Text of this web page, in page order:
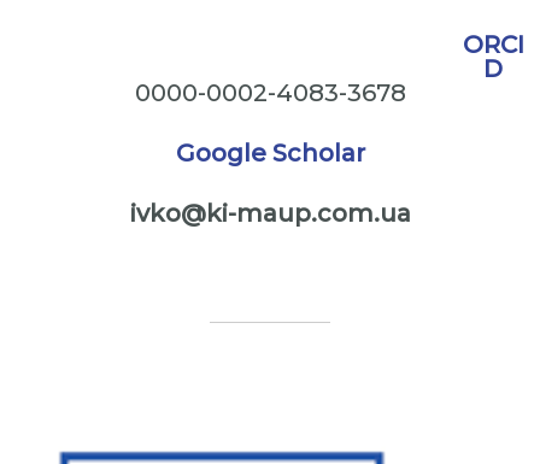
ORCI
D
0000-0002-4083-3678
Google Scholar
ivko@ki-maup.com.ua